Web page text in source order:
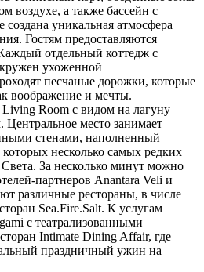
воздухе, а также бассейн с
уникальная атмосфера
Гостям предоставляются
отдельный коттедж с
ухоженной
песчаные дорожки, которые
воображение и мечты.
Room с видом на лагуну
Центральное место занимает
стенами, наполненный
несколько самых редких
За несколько минут можно
партнеров Anantara Veli и
различные рестораны, в числе
Sea.Fire.Salt. К услугам
с театрализованными
Intimate Dining Affair, где
праздничный ужин на